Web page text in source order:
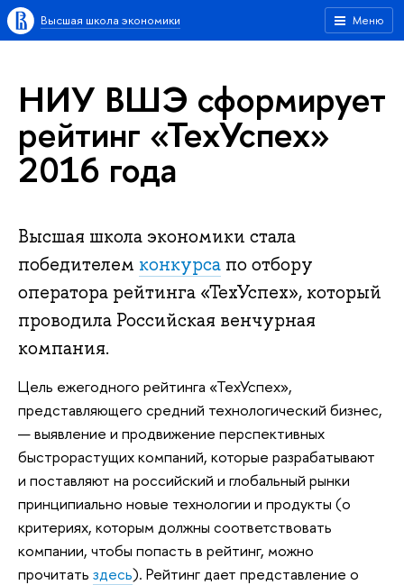
Меню
Высшая школа экономики
НИУ ВШЭ сформирует
рейтинг «ТехУспех»
2016 года
Высшая школа экономики стала
победителем конкурса по отбору
оператора рейтинга «ТехУспех», который
проводила Российская венчурная
компания.
Цель ежегодного рейтинга «ТехУспех»,
представляющего средний технологический бизнес,
— выявление и продвижение перспективных
быстрорастущих компаний, которые разрабатывают
и поставляют на российский и глобальный рынки
принципиально новые технологии и продукты (о
критериях, которым должны соответствовать
компании, чтобы попасть в рейтинг, можно
прочитать здесь). Рейтинг дает представление о